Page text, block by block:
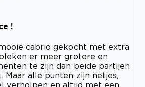
!
cabrio gekocht met extra
er meer grotere en
te zijn dan beide partijen
Maar alle punten zijn netjes,
verholpen en altijd met een